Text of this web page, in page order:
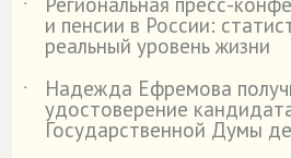
˙
и пенсии в России:
реальный уровень жизни
˙
Надежда Ефремова
удостоверение
Государственной Думы